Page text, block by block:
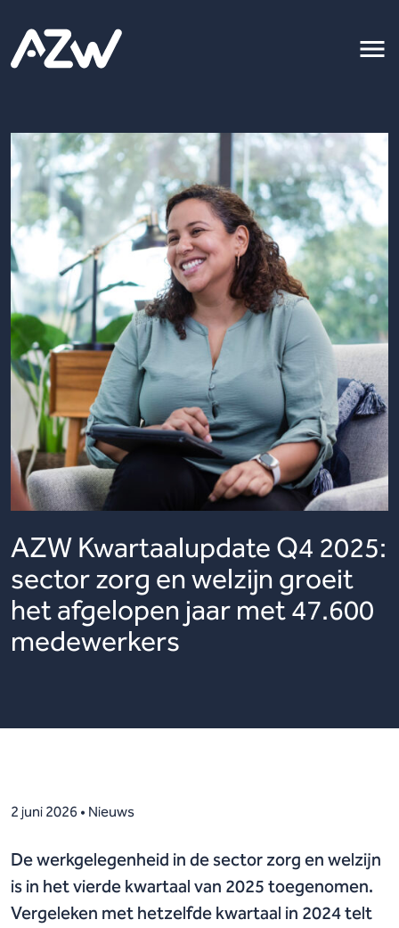
AZW Kwartaalupdate Q4 2025:
sector zorg en welzijn groeit
het afgelopen jaar met 47.600
medewerkers
2 juni 2026 • Nieuws
De werkgelegenheid in de sector zorg en welzijn
is in het vierde kwartaal van 2025 toegenomen.
Vergeleken met hetzelfde kwartaal in 2024 telt